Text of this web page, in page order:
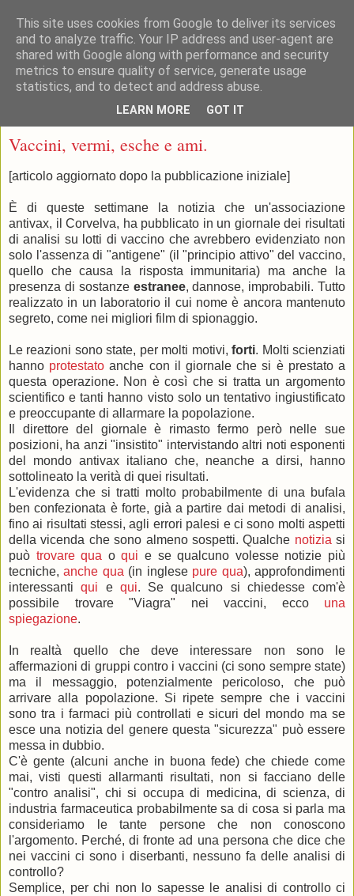
Vaccini, vermi, esche e ami.
[articolo aggiornato dopo la pubblicazione iniziale]
È di queste settimane la notizia che un'associazione
antivax, il Corvelva, ha pubblicato in un giornale dei risultati
di analisi su lotti di vaccino che avrebbero evidenziato non
solo l'assenza di "antigene" (il "principio attivo" del vaccino,
quello che causa la risposta immunitaria) ma anche la
presenza di sostanze estranee, dannose, improbabili. Tutto
realizzato in un laboratorio il cui nome è ancora mantenuto
segreto, come nei migliori film di spionaggio.
Le reazioni sono state, per molti motivi,forti. Molti scienziati
hanno protestato anche con il giornale che si è prestato a
questa operazione. Non è così che si tratta un argomento
scientifico e tanti hanno visto solo un tentativo ingiustificato
e preoccupante di allarmare la popolazione.
Il direttore del giornale è rimasto fermo però nelle sue
posizioni, ha anzi "insistito" intervistando altri noti esponenti
del mondo antivax italiano che, neanche a dirsi, hanno
sottolineato la verità di quei risultati.
L'evidenza che si tratti molto probabilmente di una bufala
ben confezionata è forte, già a partire dai metodi di analisi,
fino ai risultati stessi, agli errori palesi e ci sono molti aspetti
della vicenda che sono almeno sospetti. Qualche notizia si
può trovare qua oqui e se qualcuno volesse notizie più
tecniche,anche qua (in inglese pure qua), approfondimenti
interessantiqui e qui. Se qualcuno si chiedesse com'è
possibile trovare "Viagra" nei vaccini, ecco una
spiegazione.
In realtà quello che deve interessare non sono le
affermazioni di gruppi contro i vaccini (ci sono sempre state)
ma il messaggio, potenzialmente pericoloso, che può
arrivare alla popolazione. Si ripete sempre che i vaccini
sono tra i farmaci più controllati e sicuri del mondo ma se
esce una notizia del genere questa "sicurezza" può essere
messa in dubbio.
C'è gente (alcuni anche in buona fede) che chiede come
mai, visti questi allarmanti risultati, non si facciano delle
"contro analisi", chi si occupa di medicina, di scienza, di
industria farmaceutica probabilmente sa di cosa si parla ma
consideriamo le tante persone che non conoscono
l'argomento. Perché, di fronte ad una persona che dice che
nei vaccini ci sono i diserbanti, nessuno fa delle analisi di
controllo?
Semplice, per chi non lo sapesse le analisi di controllo ci
This site uses cookies from Google to deliver its services
and to analyze traffic. Your IP address and user-agent are
shared with Google along with performance and security
metrics to ensure quality of service, generate usage
statistics, and to detect and address abuse.
LEARN MORE GOT IT